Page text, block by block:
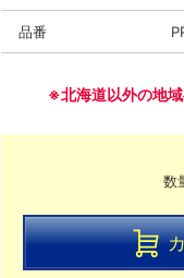
品番
※北海道以外の地
数